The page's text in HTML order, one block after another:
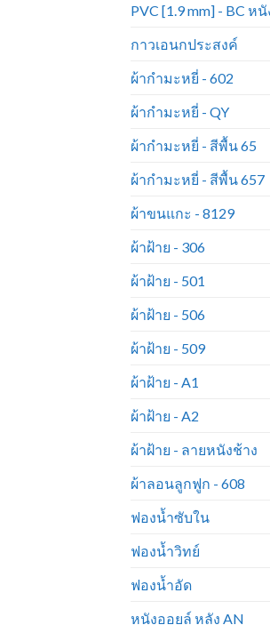
PVC [1.9 mm] - BC ห
กาวเอนกประสงค์
ผ้ากำมะหยี่ - 602
ผ้ากำมะหยี่ - QY
ผ้ากำมะหยี่ - สีพื้น 65
ผ้ากำมะหยี่ - สีพื้น 657
ผ้าขนแกะ - 8129
ผ้าฝ้าย - 306
ผ้าฝ้าย - 501
ผ้าฝ้าย - 506
ผ้าฝ้าย - 509
ผ้าฝ้าย - A1
ผ้าฝ้าย - A2
ผ้าฝ้าย - ลายหนังช้าง
ผ้าลอนลูกฟูก - 608
ฟองน้ำซับใน
ฟองน้ำวิทย์
ฟองน้ำอัด
หนังออยล์ หลัง AN